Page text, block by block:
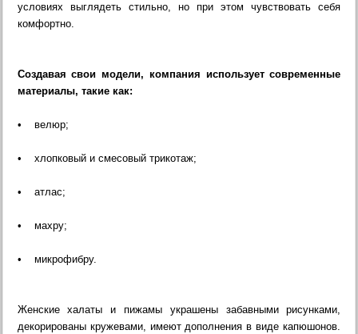
условиях выглядеть стильно, но при этом чувствовать себя
комфортно.
Создавая свои модели, компания использует современные
материалы, такие как:
• велюр;
• хлопковый и смесовый трикотаж;
• атлас;
• махру;
• микрофибру.
Женские халаты и пижамы украшены забавными рисунками,
декорированы кружевами, имеют дополнения в виде капюшонов.